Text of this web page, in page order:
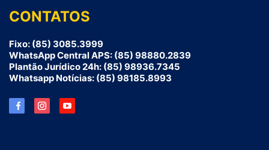
CONTATOS
Fixo: (85) 3085.3999
WhatsApp Central APS: (85) 98880.2839
Plantão Jurídico 24h: (85) 98936.7345
Whatsapp Notícias: (85) 98185.8993